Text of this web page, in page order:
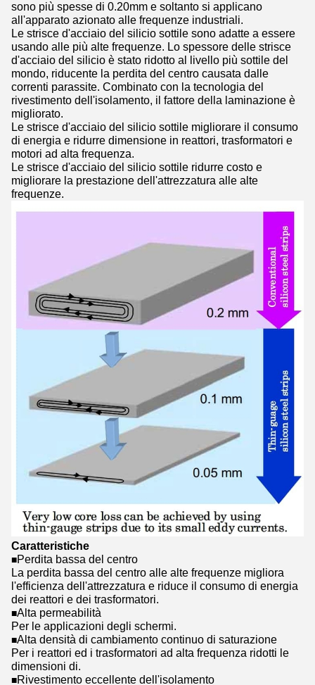
sono più spesse di 0.20mm e soltanto si applicano
all'apparato azionato alle frequenze industriali.
Le strisce d'acciaio del silicio sottile sono adatte a essere
usando alle più alte frequenze. Lo spessore delle strisce
d'acciaio del silicio è stato ridotto al livello più sottile del
mondo, riducente la perdita del centro causata dalle
correnti parassite. Combinato con la tecnologia del
rivestimento dell'isolamento, il fattore della laminazione è
migliorato.
Le strisce d'acciaio del silicio sottile migliorare il consumo
di energia e ridurre dimensione in reattori, trasformatori e
motori ad alta frequenza.
Le strisce d'acciaio del silicio sottile ridurre costo e
migliorare la prestazione dell'attrezzatura alle alte
frequenze.
Caratteristiche
■Perdita bassa del centro
La perdita bassa del centro alle alte frequenze migliora
l'efficienza dell'attrezzatura e riduce il consumo di energia
dei reattori e dei trasformatori.
■Alta permeabilità
Per le applicazioni degli schermi.
■Alta densità di cambiamento continuo di saturazione
Per i reattori ed i trasformatori ad alta frequenza ridotti le
dimensioni di.
■Rivestimento eccellente dell'isolamento